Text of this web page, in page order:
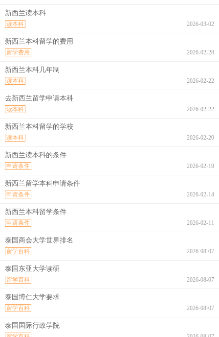
新西兰读本科
2026-03-02
读本科
新西兰本科留学的费用
2026-02-28
留学费用
新西兰本科几年制
2026-02-22
读本科
去新西兰留学申请本科
2026-02-22
读本科
新西兰本科留学的学校
2026-02-20
读本科
新西兰读本科的条件
2026-02-19
申请条件
新西兰留学本科申请条件
2026-02-14
申请条件
新西兰本科留学条件
2026-02-11
申请条件
泰国商会大学世界排名
2026-08-07
留学百科
泰国东亚大学读研
2026-08-07
留学百科
泰国博仁大学要求
2026-08-07
留学百科
泰国国际行政学院